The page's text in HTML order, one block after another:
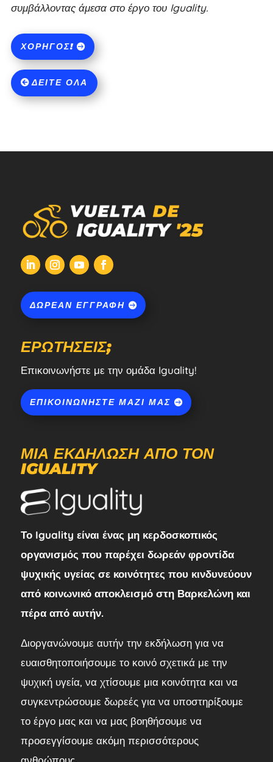
συμβάλλοντας άμεσα στο έργο του Iguality.
ΧΟΡΗΓΌΣ!
ΔΕΊΤΕ ΌΛΑ
ΔΩΡΕΆΝ ΕΓΓΡΑΦΉ
ΕΡΩΤΉΣΕΙΣ;
Επικοινωνήστε με την ομάδα Iguality!
ΕΠΙΚΟΙΝΩΝΉΣΤΕ ΜΑΖΊ ΜΑΣ
ΜΙΑ ΕΚΔΉΛΩΣΗ ΑΠΌ ΤΟΝ
IGUALITY
Το Iguality είναι ένας μη κερδοσκοπικός
οργανισμός που παρέχει δωρεάν φροντίδα
ψυχικής υγείας σε κοινότητες που κινδυνεύουν
από κοινωνικό αποκλεισμό στη Βαρκελώνη και
πέρα από αυτήν.
Διοργανώνουμε αυτήν την εκδήλωση για να
ευαισθητοποιήσουμε το κοινό σχετικά με την
ψυχική υγεία, να χτίσουμε μια κοινότητα και να
συγκεντρώσουμε δωρεές για να υποστηρίξουμε
το έργο μας και να μας βοηθήσουμε να
προσεγγίσουμε ακόμη περισσότερους